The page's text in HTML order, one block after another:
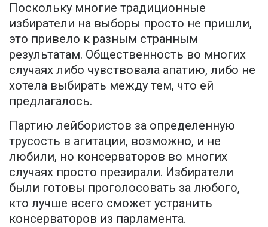
Поскольку многие традиционные
избиратели на выборы просто не пришли,
это привело к разным странным
результатам. Общественность во многих
случаях либо чувствовала апатию, либо не
хотела выбирать между тем, что ей
предлагалось.
Партию лейбористов за определенную
трусость в агитации, возможно, и не
любили, но консерваторов во многих
случаях просто презирали. Избиратели
были готовы проголосовать за любого,
кто лучше всего сможет устранить
консерваторов из парламента.